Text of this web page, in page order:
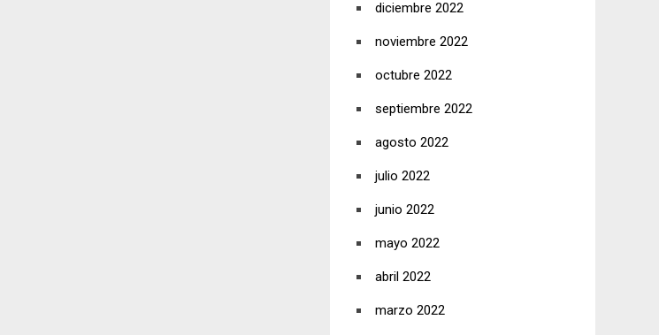
diciembre 2022
noviembre 2022
octubre 2022
septiembre 2022
agosto 2022
julio 2022
junio 2022
mayo 2022
abril 2022
marzo 2022